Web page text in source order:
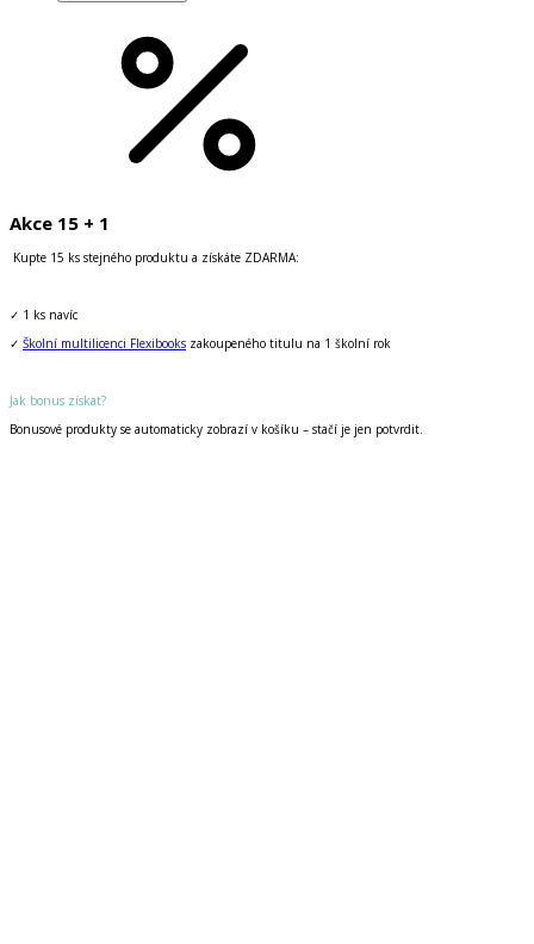
Akce 15 + 1
Kupte 15 ks stejného produktu a získáte ZDARMA:
✓ 1 ks navíc
✓ Školní multilicenci Flexibooks zakoupeného titulu na 1 školní rok
Jak bonus získat?
Bonusové produkty se automaticky zobrazí v košíku – stačí je jen potvrdit.